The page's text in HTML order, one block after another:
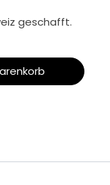
geschafft.